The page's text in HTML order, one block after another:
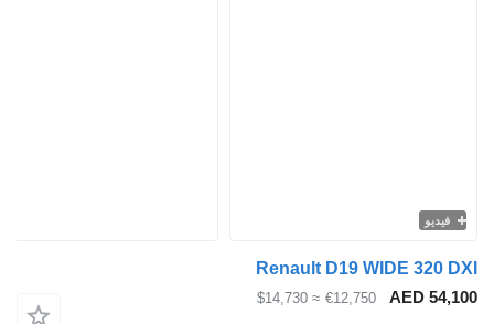
فيديو
Renault D19 WIDE 320 DXI
AED 54,100
€12,750
≈ $14,730